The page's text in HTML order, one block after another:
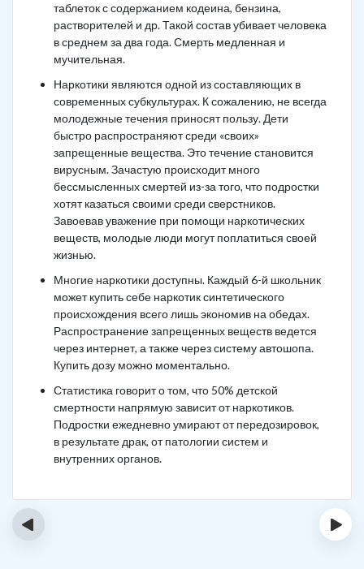
таблеток с содержанием кодеина, бензина,
растворителей и др. Такой состав убивает человека
в среднем за два года. Смерть медленная и
мучительная.
Наркотики являются одной из составляющих в
современных субкультурах. К сожалению, не всегда
молодежные течения приносят пользу. Дети
быстро распространяют среди «своих»
запрещенные вещества. Это течение становится
вирусным. Зачастую происходит много
бессмысленных смертей из-за того, что подростки
хотят казаться своими среди сверстников.
Завоевав уважение при помощи наркотических
веществ, молодые люди могут поплатиться своей
жизнью.
Многие наркотики доступны. Каждый 6-й школьник
может купить себе наркотик синтетического
происхождения всего лишь экономив на обедах.
Распространение запрещенных веществ ведется
через интернет, а также через систему автошопа.
Купить дозу можно моментально.
Статистика говорит о том, что 50% детской
смертности напрямую зависит от наркотиков.
Подростки ежедневно умирают от передозировок,
в результате драк, от патологии систем и
внутренних органов.
‹ ›